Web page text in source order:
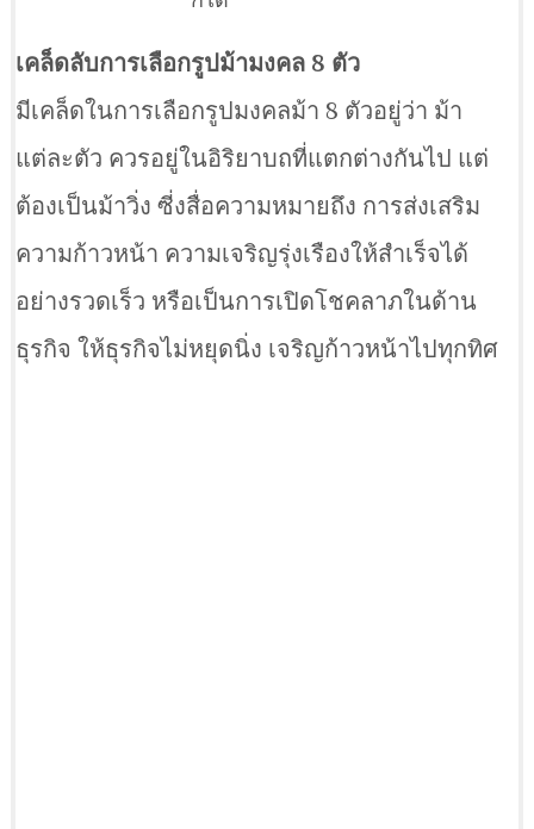
เคล็ดลับการเลือกรูปม้ามงคล 8 ตัว
มีเคล็ดในการเลือกรูปมงคลม้า 8 ตัวอยู่ว่า ม้า
แต่ละตัว ควรอยู่ในอิริยาบถที่แตกต่างกันไป แต่
ต้องเป็นม้าวิ่ง ซี่งสื่อความหมายถึง การส่งเสริม
ความก้าวหน้า ความเจริญรุ่งเรืองให้สำเร็จได้
อย่างรวดเร็ว หรือเป็นการเปิดโชคลาภในด้าน
ธุรกิจ ให้ธุรกิจไม่หยุดนิ่ง เจริญก้าวหน้าไปทุกทิศ